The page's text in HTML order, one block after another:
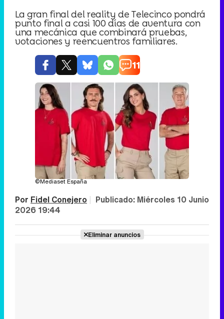
La gran final del reality de Telecinco pondrá
punto final a casi 100 días de aventura con
una mecánica que combinará pruebas,
votaciones y reencuentros familiares.
11
©Mediaset España
Por Fidel Conejero | Publicado: Miércoles 10 Junio
2026 19:44
Eliminar anuncios